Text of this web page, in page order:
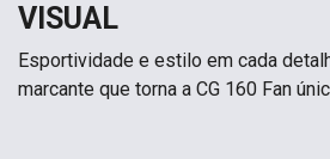
VISUAL
Esportividade e estilo em cada
marcante que torna a CG 160 Fan